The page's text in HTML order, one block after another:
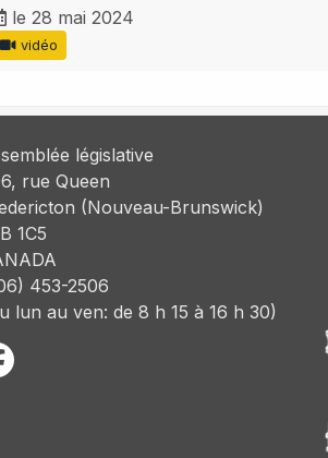
le 28 mai 2024
vidéo
législative
rue Queen
(Nouveau-Brunswick)
1C5
453-2506
lun au ven: de 8 h 15 à 16 h 30)